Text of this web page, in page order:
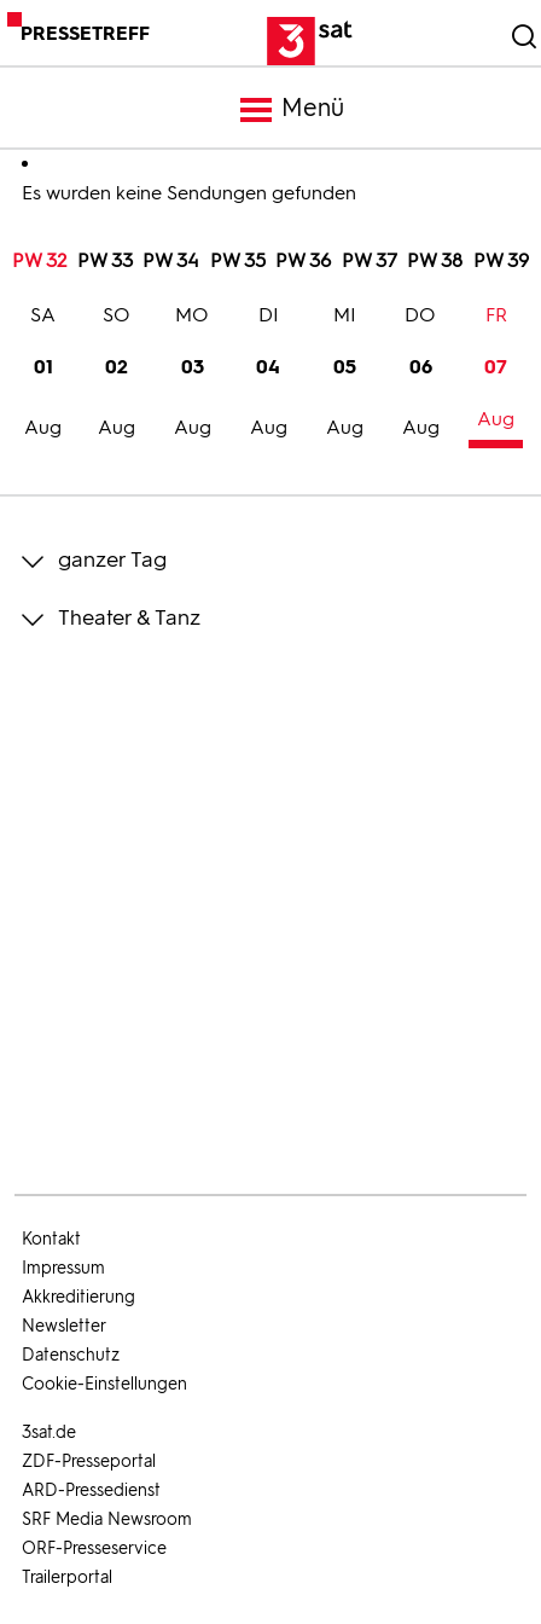
PRESSETREFF
Menü
Meldungen
Programm
Trailer
Bilder
Es wurden keine Sendungen gefunden
PW 32 PW 33 PW 34 PW 35 PW 36 PW 37 PW 38 PW 39
01
Aug
SA
02
Aug
SO
03
Aug
MO
04
Aug
DI
05
Aug
MI
06
Aug
DO
07
Aug
FR
ganzer Tag
Theater & Tanz
3sat.de
ZDF-Presseportal
ARD-Pressedienst
SRF Media Newsroom
ORF-Presseservice
Trailerportal
Kontakt
Impressum
Akkreditierung
Newsletter
Datenschutz
Cookie-Einstellungen